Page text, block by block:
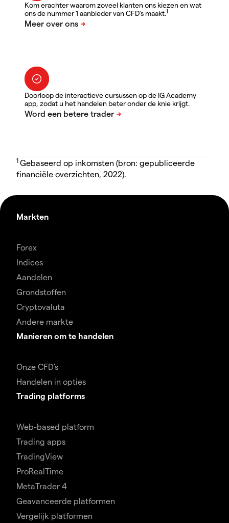
Kom erachter waarom zoveel klanten ons kiezen en wat
ons de nummer 1 aanbieder van CFD's maakt.1
Doorloop de interactieve cursussen op de IG Academy
app, zodat u het handelen beter onder de knie krijgt.
1 Gebaseerd op inkomsten (bron: gepubliceerde
financiële overzichten, 2022).
Markten
Forex
Indices
Aandelen
Grondstoffen
Cryptovaluta
Andere markte
Manieren om te handelen
Onze CFD's
Handelen in opties
Trading platforms
Web-based platform
Trading apps
TradingView
ProRealTime
MetaTrader 4
Geavanceerde platformen
Vergelijk platformen